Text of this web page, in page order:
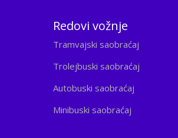
Redovi vožnje
Tramvajski saobraćaj
Trolejbuski saobraćaj
Autobuski saobraćaj
Minibuski saobraćaj